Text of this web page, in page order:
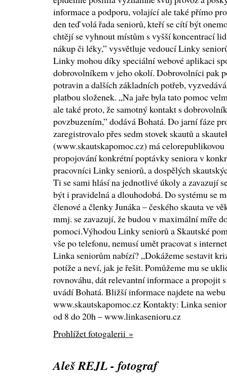
informace a podporu, volající ale také přímo
den teď volá řada seniorů, kteří se cítí být
chtějí se vyhnout místům s vyšší koncentrací
nákup či léky,” vysvětluje vedoucí Linky
Linky mohou díky speciální webové aplikaci
dobrovolníkem v jeho okolí. Dobrovolníci pak
potravin a dalších základních potřeb,
platbou složenek. „Na jaře byla tato pomoc
ale také proto, že samotný kontakt s
povzbuzením,” dodává Bohatá. Do jarní fáze
zaregistrovalo přes sedm stovek skautů a
(www.skautskapomoc.cz) má celorepublikovou
propojování konkrétní poptávky seniora v
pracovníci Linky seniorů, a dospělých
Ti se sami hlásí na jednotlivé úkoly a zavazují
být i pravidelná a dlouhodobá. Do systému se
členové a členky Junáka – českého skauta ve
mmj. se zavazují, že budou v maximální míře
pomoci.Výhodou Linky seniorů a Skautské
vše po telefonu, nemusí umět pracovat s
Linka seniorům nabízí? „Dokážeme sestavit
potíže a neví, jak je řešit. Pomůžeme mu se
rovnováhu, dát relevantní informace a propojit
uvádí Bohatá. Bližší informace najdete na
www.skautskapomoc.cz Kontakty: Linka
od 8 do 20h – www.linkasenioru.cz
Prohlížet fotogalerii »
Aleš REJL - fotograf